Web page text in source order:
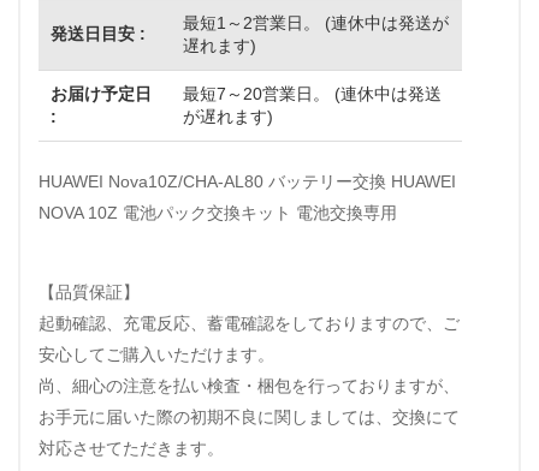
発送日目安 :
最短1～2営業日。 (連休中は発送が
遅れます)
お届け予定日
:
最短7～20営業日。 (連休中は発送
が遅れます)
HUAWEI Nova10Z/CHA-AL80 バッテリー交換 HUAWEI
NOVA 10Z 電池パック交換キット 電池交換専用
【品質保証】
起動確認、充電反応、蓄電確認をしておりますので、ご
安心してご購入いただけます。
尚、細心の注意を払い検査・梱包を行っておりますが、
お手元に届いた際の初期不良に関しましては、交換にて
対応させてただきます。